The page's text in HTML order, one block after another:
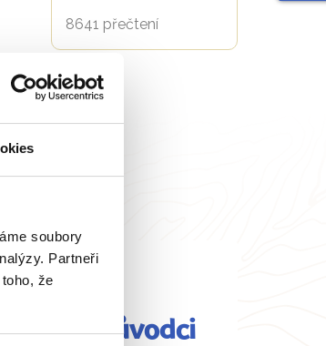
soubory
Partneři
že
8641 přečtení
průvodci